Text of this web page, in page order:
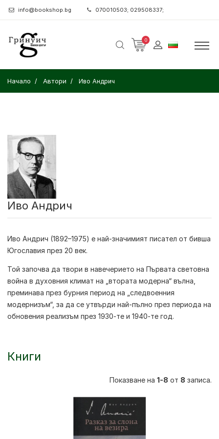
info@bookshop.bg 070010503; 029508337;
0
Начало Автори Иво Андрич
Иво Андрич
Иво Андрич (1892–1975) е най-значимият писател от бивша
Югославия през 20 век.
Той започва да твори в навечерието на Първата световна
война в духовния климат на „втората модерна“ вълна,
преминава през бурния период на „следвоенния
модернизъм“, за да се утвърди най-пълно през периода на
обновения реализъм през 1930-те и 1940-те год.
Книги
Показване на 1-8 от 8 записа.